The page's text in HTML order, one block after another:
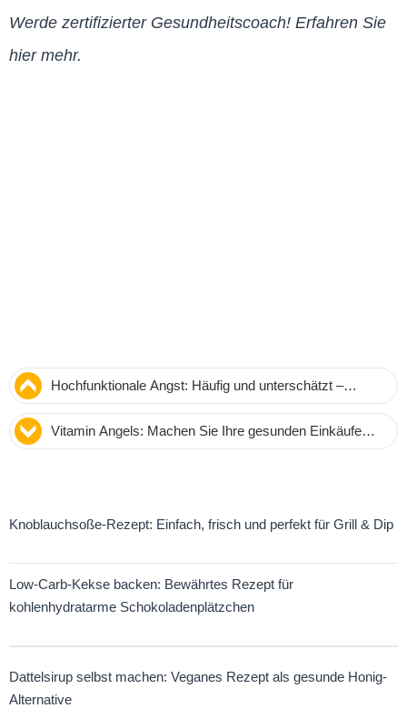
Werde zertifizierter Gesundheitscoach! Erfahren Sie
hier mehr.
Hochfunktionale Angst: Häufig und unterschätzt –
Psychologin Perpetua Neo erklärt und gibt Tipps
Vitamin Angels: Machen Sie Ihre gesunden Einkäufe
noch wirkungsvoller – Spenden Sie für Mütter und
Knoblauchsoße-Rezept: Einfach, frisch und perfekt für Grill & Dip
Low-Carb-Kekse backen: Bewährtes Rezept für
kohlenhydratarme Schokoladenplätzchen
Dattelsirup selbst machen: Veganes Rezept als gesunde Honig-
Alternative